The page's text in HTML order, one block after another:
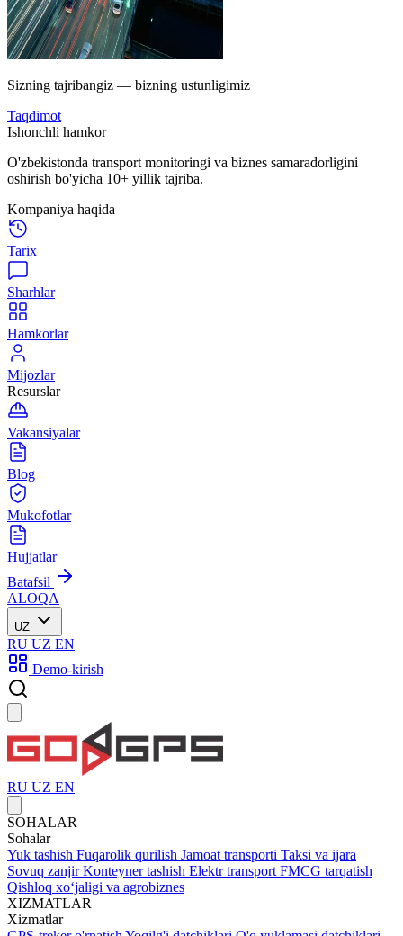
Sizning tajribangiz — bizning ustunligimiz
Taqdimot
Ishonchli hamkor
O'zbekistonda transport monitoringi va biznes samaradorligini
oshirish bo'yicha 10+ yillik tajriba.
Kompaniya haqida
Tarix
Sharhlar
Hamkorlar
Mijozlar
Resurslar
Vakansiyalar
Blog
Mukofotlar
Hujjatlar
Batafsil
ALOQA
UZ
RU UZ EN
Demo-kirish
RU UZ EN
SOHALAR
Sohalar
Yuk tashish Fuqarolik qurilish Jamoat transporti Taksi va ijara
Sovuq zanjirKonteyner tashish Elektr transport FMCG tarqatish
Qishloq xoʻjaligi va agrobiznes
XIZMATLAR
Xizmatlar